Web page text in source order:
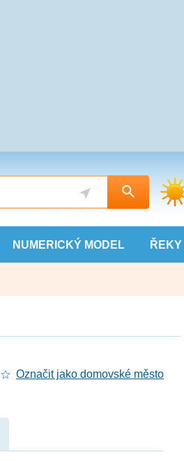
NUMERICKÝ MODEL ŘEKY
Označit jako domovské město